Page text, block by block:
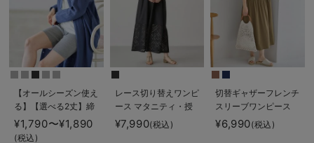
【オールシーズン使え
る】【選べる2丈】締
め付けない綿混リブス
トレートレギンス【産
¥1,790〜¥1,890
(税込)
レース切り替えワンピ
ース マタニティ・授
乳服 【出産後も長く
使える】
¥7,990(税込)
切替ギャザーフレンチ
スリーブワンピース
マタニティ・授乳服
【産後も長く着られ
¥6,990(税込)